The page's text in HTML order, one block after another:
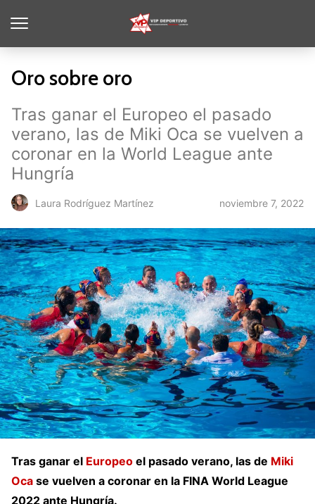
Oro sobre oro
Tras ganar el Europeo el pasado
verano, las de Miki Oca se vuelven a
coronar en la World League ante
Hungría
Laura Rodríguez Martínez noviembre 7, 2022
Tras ganar el Europeo el pasado verano, las de Miki
Oca se vuelven a coronar en la FINA World League
2022 ante Hungría.